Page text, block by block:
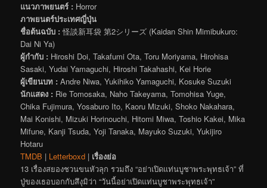
แนวภาพยนตร์ : Horror
ภาพยนตร์ประเทศญี่ปุ่น
ชื่อต้นฉบับ : 怪談新耳袋 第2シリーズ (Kaidan Shin Mimibukuro:
Dai Ni Ya)
ผู้กำกับ : Hiroshi Doi, Takafumi Ota, Toru Moriyama, Hirohisa
Sasaki, Yudai Yamaguchi, Hiroshi Takahashi, Kei Horie
ผู้เขียนบท : Andre Niwa, Yukihiko Yamaguchi, Kosuke Suzuki
นักแสดง : Rie Tomosaka, Naho Takeyama, Tomohisa Yuge,
Chika Fujimura, Yosaburo Ito, Kaoru Mizuki, Shoko Nakahara,
Mai Konishi, Mizuki Horinouchi, Hitomi Miwa, Toshio Kakei, Mika
Mifune, Kanji Tsuda, Yoji Tanaka, Mayuko Suzuki, Yukijiro
Hotaru
TMDB | Letterboxd | เรื่องย่อ
13 เรื่องสยองชวนขนหัวลุก รวมถึง “อย่าเปิดแท่นบูชาพระพุทธเจ้า” ที่
ปู่ของเธอบอกกับสึงุมิว่า “วันนี้อย่าเปิดแท่นบูชาพระพุทธเจ้า”